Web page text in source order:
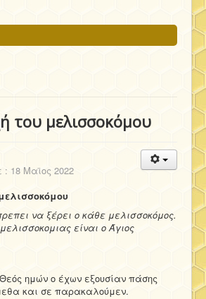
του μελισσοκόμου
: 18 Μαϊος 2022
να ξέρει ο κάθε μελισσοκόμος.
είναι ο Άγιος
ημών ο έχων εξουσίαν πάσης
και σε παρακαλούμεν.